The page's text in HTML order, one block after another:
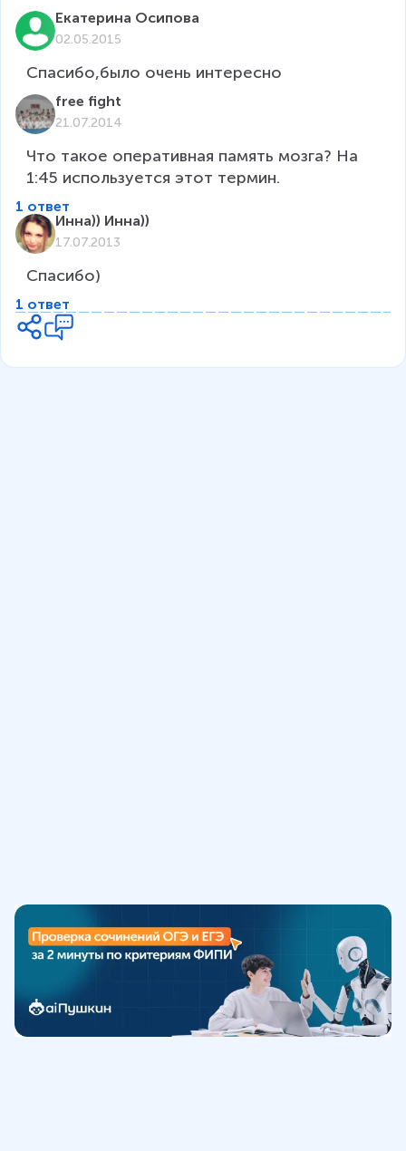
Екатерина Осипова
02.05.2015
Спасибо,было очень интересно
free fight
21.07.2014
Что такое оперативная память мозга? На
1:45 используется этот термин.
1 ответ
Инна)) Инна))
17.07.2013
Спасибо)
1 ответ